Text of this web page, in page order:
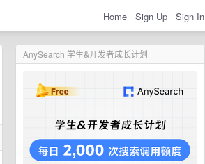
Home Sign Up Sign In
AnySearch 学生&开发者成长计划